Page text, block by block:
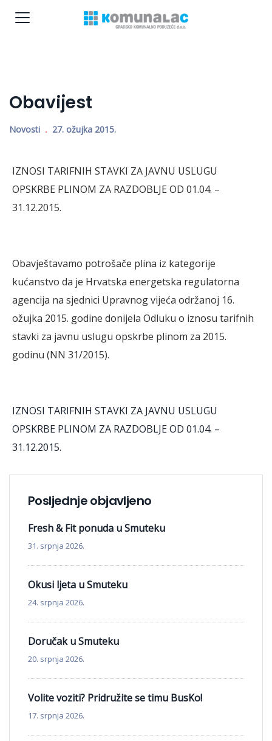
Obavijest
Novosti 27. ožujka 2015.
IZNOSI TARIFNIH STAVKI ZA JAVNU USLUGU
OPSKRBE PLINOM ZA RAZDOBLJE OD 01.04. –
31.12.2015.
Obavještavamo potrošače plina iz kategorije
kućanstvo da je Hrvatska energetska regulatorna
agencija na sjednici Upravnog vijeća održanoj 16.
ožujka 2015. godine donijela Odluku o iznosu tarifnih
stavki za javnu uslugu opskrbe plinom za 2015.
godinu (NN 31/2015).
IZNOSI TARIFNIH STAVKI ZA JAVNU USLUGU
OPSKRBE PLINOM ZA RAZDOBLJE OD 01.04. –
31.12.2015.
Posljednje objavljeno
Fresh & Fit ponuda u Smuteku
31. srpnja 2026.
Okusi ljeta u Smuteku
24. srpnja 2026.
Doručak u Smuteku
20. srpnja 2026.
Volite voziti? Pridružite se timu BusKo!
17. srpnja 2026.